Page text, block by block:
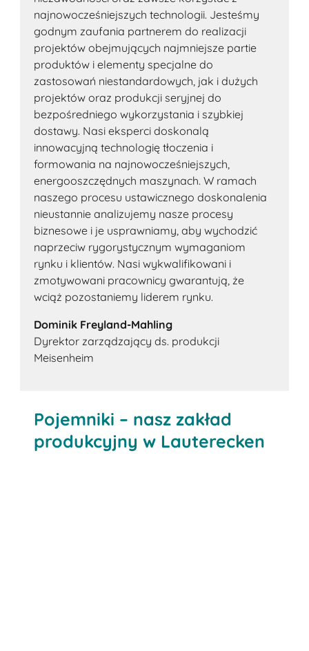
najnowocześniejszych technologii. Jesteśmy
godnym zaufania partnerem do realizacji
projektów obejmujących najmniejsze partie
produktów i elementy specjalne do
zastosowań niestandardowych, jak i dużych
projektów oraz produkcji seryjnej do
bezpośredniego wykorzystania i szybkiej
dostawy. Nasi eksperci doskonalą
innowacyjną technologię tłoczenia i
formowania na najnowocześniejszych,
energooszczędnych maszynach. W ramach
naszego procesu ustawicznego doskonalenia
nieustannie analizujemy nasze procesy
biznesowe i je usprawniamy, aby wychodzić
naprzeciw rygorystycznym wymaganiom
rynku i klientów. Nasi wykwalifikowani i
zmotywowani pracownicy gwarantują, że
wciąż pozostaniemy liderem rynku.
Dominik Freyland-Mahling
Dyrektor zarządzający ds. produkcji
Meisenheim
Pojemniki – nasz zakład
produkcyjny w Lauterecken